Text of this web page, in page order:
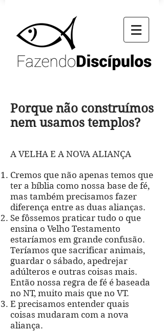
Porque não construímos
nem usamos templos?
A VELHA E A NOVA ALIANÇA
Cremos que não apenas temos que
ter a bíblia como nossa base de fé,
mas também precisamos fazer
diferença entre as duas alianças.
Se fôssemos praticar tudo o que
ensina o Velho Testamento
estaríamos em grande confusão.
Teríamos que sacrificar animais,
guardar o sábado, apedrejar
adúlteros e outras coisas mais.
Então nossa regra de fé é baseada
no NT, muito mais que no VT.
E precisamos entender quais
coisas mudaram com a nova
aliança.